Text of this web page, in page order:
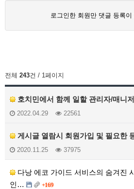
로그인한 회원만 댓글 등록이
전체 243건 / 1페이지
호치민에서 함께 일할 관리자/매니
2022.04.29 22561
게시글 열람시 회원가입 및 필요한
2020.11.25 37975
다낭 에코 가이드 서비스의 숨겨진
인…
+169